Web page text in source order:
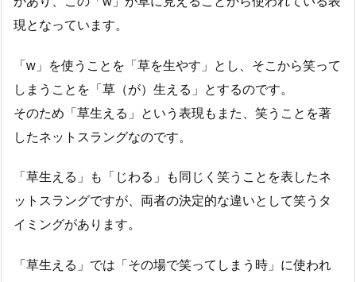
現となっています。
「w」を使うことを「草を生やす」とし、そこから笑って
しまうことを「草（が）生える」とするのです。
そのため「草生える」という表現もまた、笑うことを著
したネットスラングなのです。
「草生える」も「じわる」も同じく笑うことを表したネ
ットスラングですが、両者の決定的な違いとして笑うタ
イミングがあります。
「草生える」では「その場で笑ってしまう時」に使われ